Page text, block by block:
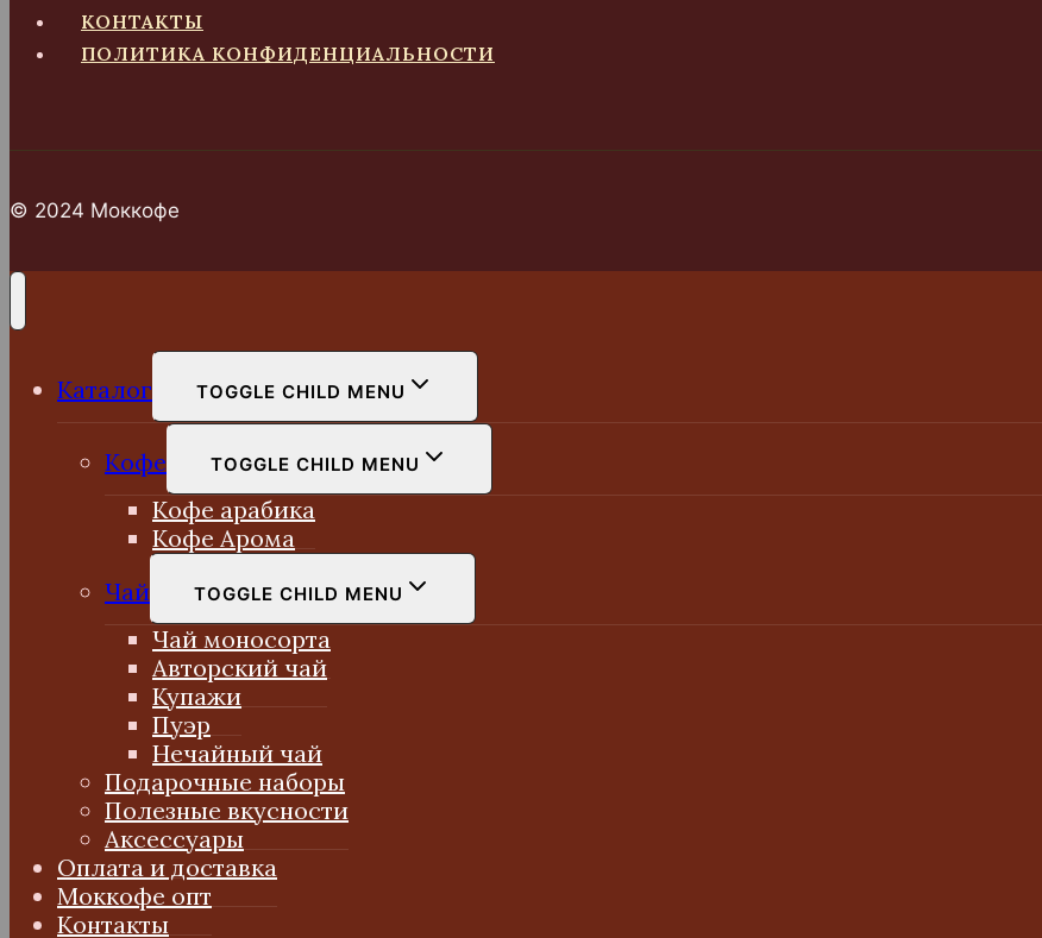
КОНТАКТЫ
ПОЛИТИКА КОНФИДЕНЦИАЛЬНОСТИ
© 2024 Моккофе
Каталог TOGGLE CHILD MENU
Кофе TOGGLE CHILD MENU
Кофе арабика
Кофе Арома
Чай
TOGGLE CHILD MENU
Чай моносорта
Авторский чай
Купажи
Пуэр
Нечайный чай
Подарочные наборы
Полезные вкусности
Аксессуары
Оплата и доставка
Моккофе опт
Контакты